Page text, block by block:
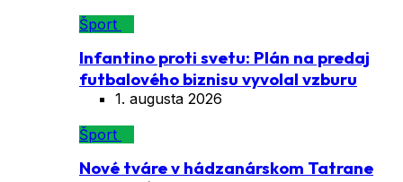
Šport
Infantino proti svetu: Plán na predaj
futbalového biznisu vyvolal vzburu
1. augusta 2026
Šport
Nové tváre v hádzanárskom Tatrane